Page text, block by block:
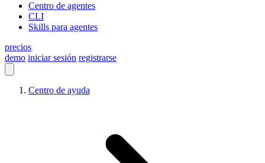
Centro de agentes
CLI
Skills para agentes
precios
demo iniciar sesión registrarse
Centro de ayuda